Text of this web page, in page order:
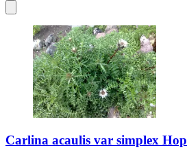
Carlina acaulis var simplex